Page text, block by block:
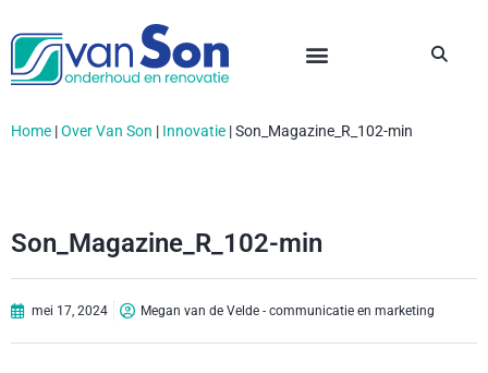
Home |Over Van Son | Innovatie |Son_Magazine_R_102-min
Son_Magazine_R_102-min
mei 17, 2024 Megan van de Velde - communicatie en marketing